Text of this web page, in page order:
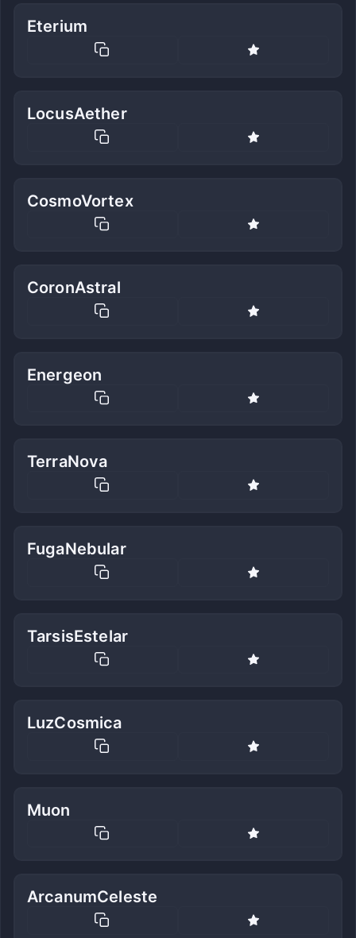
Eterium
LocusAether
CosmoVortex
CoronAstral
Energeon
TerraNova
FugaNebular
TarsisEstelar
LuzCosmica
Muon
ArcanumCeleste